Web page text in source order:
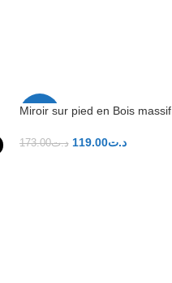
-31%
Miroir sur pied en Bois massif
د.ت173.00 د.ت119.00